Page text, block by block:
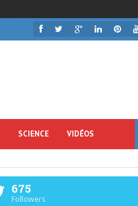
SCIENCE VIDÉOS
675
Followers